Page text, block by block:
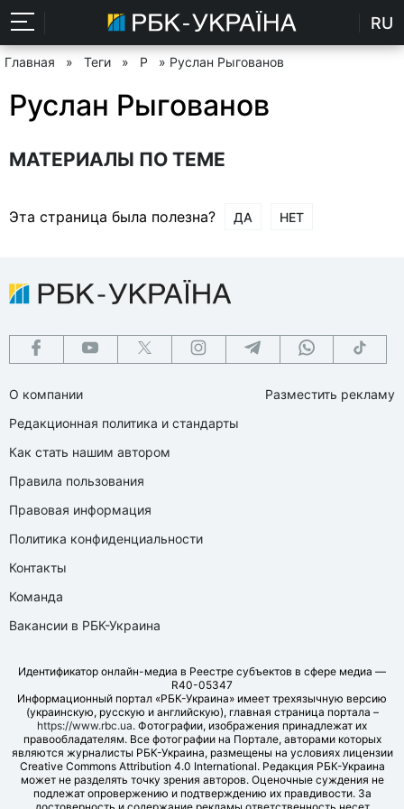
RU
Главная » Теги » Р » Руслан Рыгованов
Руслан Рыгованов
МАТЕРИАЛЫ ПО ТЕМЕ
Эта страница была полезна? ДА НЕТ
О компании
Редакционная политика и стандарты
Как стать нашим автором
Правила пользования
Правовая информация
Политика конфиденциальности
Контакты
Команда
Вакансии в РБК-Украина
Разместить рекламу
Идентификатор онлайн-медиа в Реестре субъектов в сфере медиа —
R40-05347
Информационный портал «РБК-Украина» имеет трехязычную версию
(украинскую, русскую и английскую), главная страница портала –
https://www.rbc.ua. Фотографии, изображения принадлежат их
правообладателям. Все фотографии на Портале, авторами которых
являются журналисты РБК-Украина, размещены на условиях лицензии
Creative Commons Attribution 4.0 International. Редакция РБК-Украина
может не разделять точку зрения авторов. Оценочные суждения не
подлежат опровержению и подтверждению их правдивости. За